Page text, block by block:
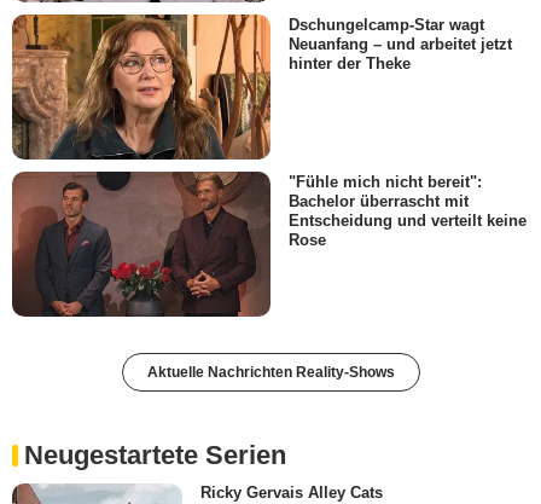
Dschungelcamp-Star wagt
Neuanfang – und arbeitet jetzt
hinter der Theke
"Fühle mich nicht bereit":
Bachelor überrascht mit
Entscheidung und verteilt keine
Rose
Aktuelle Nachrichten Reality-Shows
Neugestartete Serien
Ricky Gervais Alley Cats